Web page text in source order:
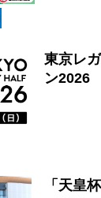
東京レ
ン2026
「天皇